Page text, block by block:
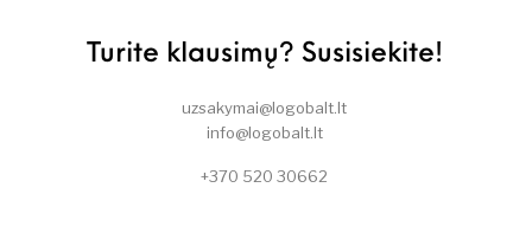
Turite klausimų? Susisiekite!
uzsakymai@logobalt.lt
info@logobalt.lt
+370 520 30662